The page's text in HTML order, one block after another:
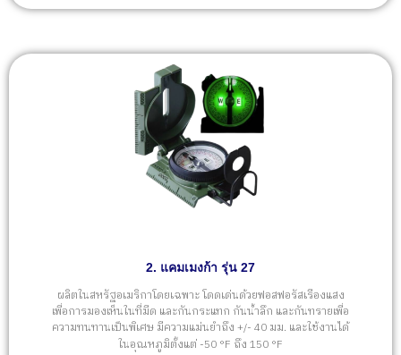
2. แคมเมงก้า รุ่น 27
ผลิตในสหรัฐอเมริกาโดยเฉพาะ โดดเด่นด้วยฟอสฟอรัสเรืองแสง
เพื่อการมองเห็นในที่มืด และกันกระแทก กันน้ำลึก และกันทรายเพื่อ
ความทนทานเป็นพิเศษ มีความแม่นยำถึง +/- 40 มม. และใช้งานได้
ในอุณหภูมิตั้งแต่ -50 °F ถึง 150 °F